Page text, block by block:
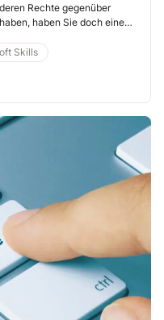
Rechte gegenüber
haben Sie doch eine
Skills